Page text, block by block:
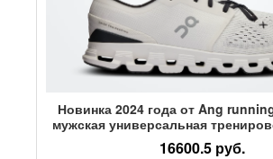
Новинка 2024 года от Ang
мужская универсальная
нового поколения
16600.5 руб.